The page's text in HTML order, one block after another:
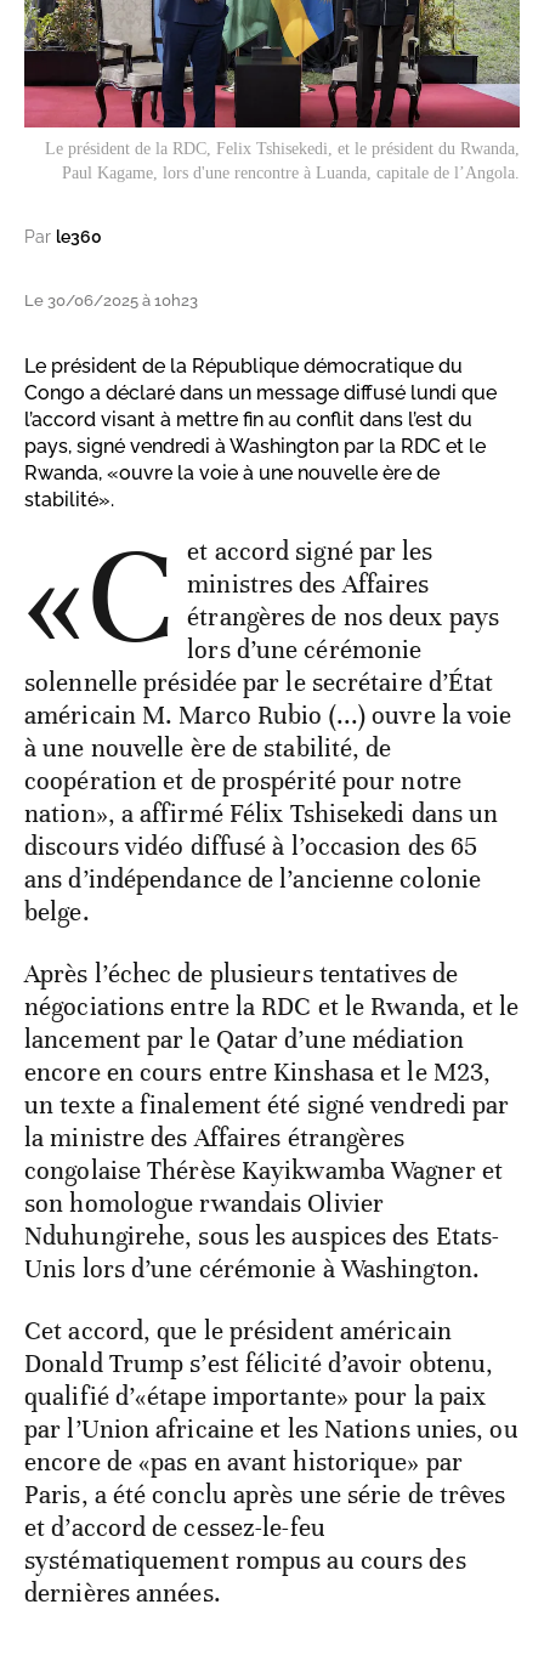
Le président de la RDC, Felix Tshisekedi, et le président du Rwanda,
Paul Kagame, lors d'une rencontre à Luanda, capitale de l’Angola.
Par le360
Le 30/06/2025 à 10h23
Le président de la République démocratique du
Congo a déclaré dans un message diffusé lundi que
l’accord visant à mettre fin au conflit dans l’est du
pays, signé vendredi à Washington par la RDC et le
Rwanda, «ouvre la voie à une nouvelle ère de
stabilité».
«C et accord signé par les
ministres des Affaires
étrangères de nos deux pays
lors d’une cérémonie
solennelle présidée par le secrétaire d’État
américain M. Marco Rubio (...) ouvre la voie
à une nouvelle ère de stabilité, de
coopération et de prospérité pour notre
nation», a affirmé Félix Tshisekedi dans un
discours vidéo diffusé à l’occasion des 65
ans d’indépendance de l’ancienne colonie
belge.
Après l’échec de plusieurs tentatives de
négociations entre la RDC et le Rwanda, et le
lancement par le Qatar d’une médiation
encore en cours entre Kinshasa et le M23,
un texte a finalement été signé vendredi par
la ministre des Affaires étrangères
congolaise Thérèse Kayikwamba Wagner et
son homologue rwandais Olivier
Nduhungirehe, sous les auspices des Etats-
Unis lors d’une cérémonie à Washington.
Cet accord, que le président américain
Donald Trump s’est félicité d’avoir obtenu,
qualifié d’«étape importante» pour la paix
par l’Union africaine et les Nations unies, ou
encore de «pas en avant historique» par
Paris, a été conclu après une série de trêves
et d’accord de cessez-le-feu
systématiquement rompus au cours des
dernières années.